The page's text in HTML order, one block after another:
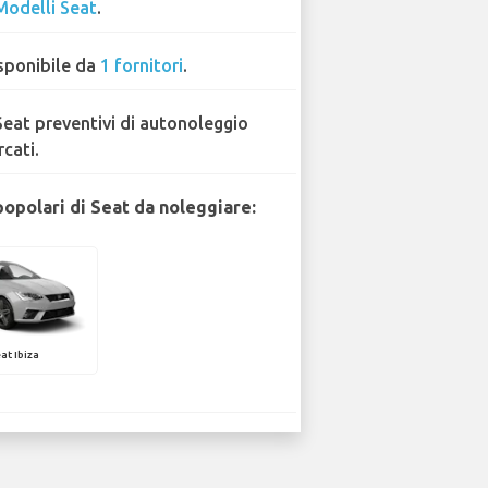
Seat.
da 1 fornitori.
preventivi di autonoleggio
di Seat da noleggiare:
Ibiza